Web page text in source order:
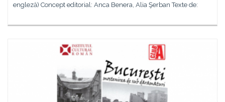
engleză) Concept editorial: Anca Benera, Alia Şerban Texte de: